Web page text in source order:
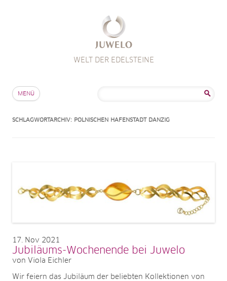
WELT DER EDELSTEINE
MENÜ
SCHLAGWORTARCHIV: POLNISCHEN HAFENSTADT DANZIG
17 Nov 2021
Jubiläums-Wochenende bei Juwelo
von Viola Eichler
Wir feiern das Jubiläum der beliebten Kollektionen von